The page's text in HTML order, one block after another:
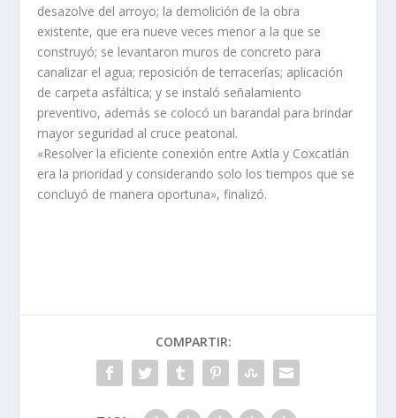
desazolve del arroyo; la demolición de la obra
existente, que era nueve veces menor a la que se
construyó; se levantaron muros de concreto para
canalizar el agua; reposición de terracerías; aplicación
de carpeta asfáltica; y se instaló señalamiento
preventivo, además se colocó un barandal para brindar
mayor seguridad al cruce peatonal.
«Resolver la eficiente conexión entre Axtla y Coxcatlán
era la prioridad y considerando solo los tiempos que se
concluyó de manera oportuna», finalizó.
COMPARTIR: